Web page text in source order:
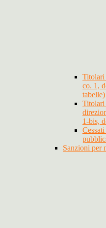
Titolari
co. 1,
tabelle)
Titolari
1-bis,
Sanzioni per